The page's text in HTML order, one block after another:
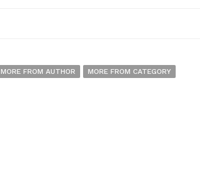
MORE FROM AUTHOR MORE FROM CATEGORY